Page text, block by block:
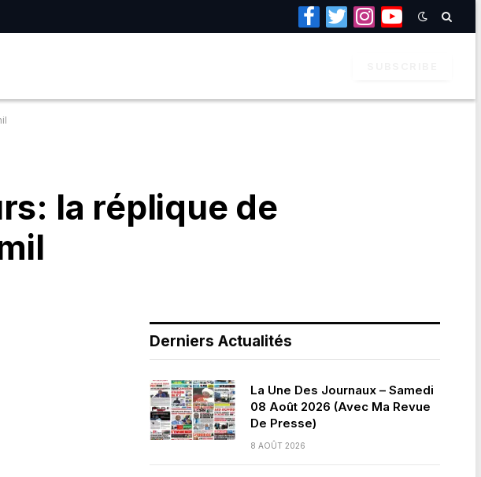
Facebook
TwitterInstagramYouTube
la réplique de
Derniers Actualités
La Une Des Journaux – Samedi
08 Août 2026 (Avec Ma Revue
De Presse)
8 AOÛT 2026